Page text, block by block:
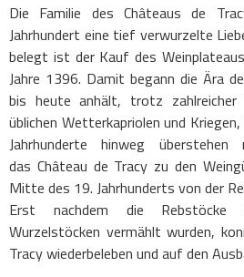
Die Familie des Châteaus de
Jahrhundert eine tief verwurzelte
belegt ist der Kauf des Weinplateaus
Jahre 1396. Damit begann die Ära
bis heute anhält, trotz zahlreicher
üblichen Wetterkapriolen und
Jahrhunderte hinweg
das Château de Tracy zu den
Mitte des 19. Jahrhunderts von der
Erst nachdem die Rebstöcke
Wurzelstöcken vermählt wurden,
Tracy wiederbeleben und auf den